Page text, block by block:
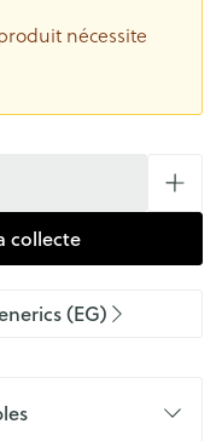
nécessite
collecte
(EG)